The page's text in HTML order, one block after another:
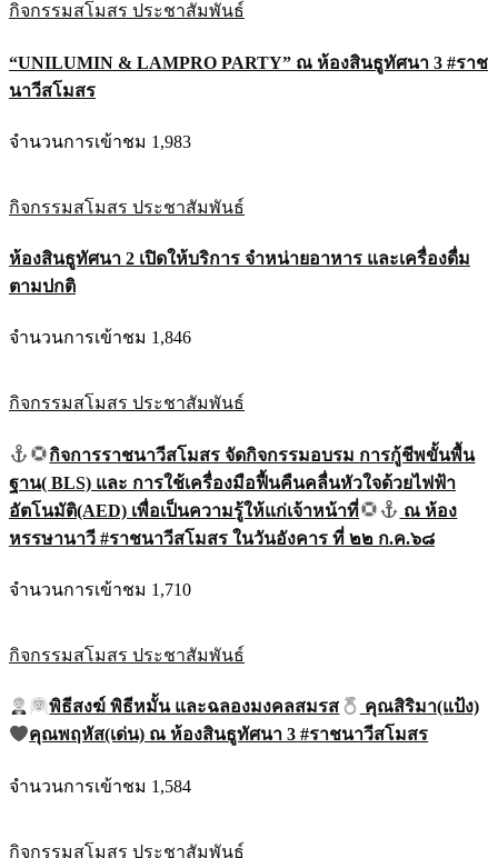
กิจกรรมสโมสร ประชาสัมพันธ์
“UNILUMIN & LAMPRO PARTY” ณ ห้องสินธูทัศนา 3 #ราช
นาวีสโมสร
จำนวนการเข้าชม 1,983
กิจกรรมสโมสร ประชาสัมพันธ์
ห้องสินธูทัศนา 2 เปิดให้บริการ จำหน่ายอาหาร และเครื่องดื่ม
ตามปกติ
จำนวนการเข้าชม 1,846
กิจกรรมสโมสร ประชาสัมพันธ์
กิจการราชนาวีสโมสร จัดกิจกรรมอบรม การกู้ชีพขั้นพื้น
ฐาน( BLS) และ การใช้เครื่องมือฟื้นคืนคลื่นหัวใจด้วยไฟฟ้า
อัตโนมัติ(AED) เพื่อเป็นความรู้ให้แก่เจ้าหน้าที่
ณ ห้อง
หรรษานาวี #ราชนาวีสโมสร ในวันอังคาร ที่ ๒๒ ก.ค.๖๘
จำนวนการเข้าชม 1,710
กิจกรรมสโมสร ประชาสัมพันธ์
พิธีสงฆ์ พิธีหมั้น และฉลองมงคลสมรส
คุณสิริมา(แป้ง)
คุณพฤหัส(เด่น) ณ ห้องสินธูทัศนา 3 #ราชนาวีสโมสร
จำนวนการเข้าชม 1,584
กิจกรรมสโมสร ประชาสัมพันธ์